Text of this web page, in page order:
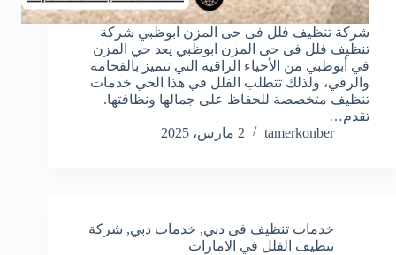
شركة تنظيف فلل فى حى المزن ابوظبي شركة
تنظيف فلل فى حى المزن ابوظبي يعد حي المزن
في أبوظبي من الأحياء الراقية التي تتميز بالفخامة
والرقي، ولذلك تتطلب الفلل في هذا الحي خدمات
تنظيف متخصصة للحفاظ على جمالها ونظافتها.
تقدم…
tamerkonber
2 مارس، 2025
خدمات تنظيف فى دبي, خدمات دبي, شركة
تنظيف الفلل في الامارات